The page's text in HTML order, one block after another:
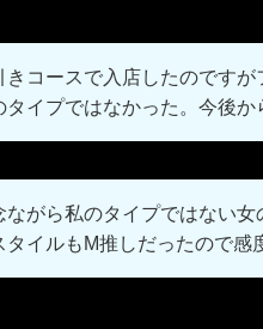
きコースで入店したのです
タイプではなかった。今後か
ながら私のタイプではない
タイルもM推しだったので感